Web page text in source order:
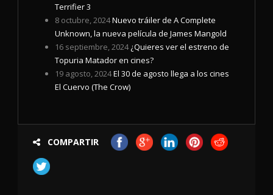
Terrifier 3
8 octubre, 2024Nuevo tráiler de A Complete
Unknown, la nueva película de James Mangold
16 septiembre, 2024 ¿Quieres ver el estreno de
Topuria Matador en cines?
19 agosto, 2024El 30 de agosto llega a los cines
El Cuervo (The Crow)
COMPARTIR